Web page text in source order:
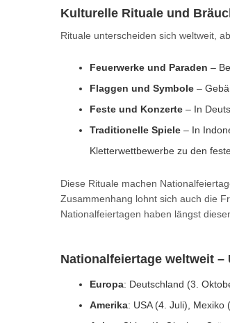
Kulturelle Rituale und
Rituale unterscheiden sich weltweit,
Feuerwerke und Paraden –
Flaggen und Symbole –
Feste und Konzerte – In
Traditionelle Spiele – In
Kletterwettbewerbe zu den
Diese Rituale machen
Zusammenhang lohnt sich auch die
Nationalfeiertagen haben längst
Nationalfeiertage weltweit
Europa: Deutschland (3.
Amerika: USA (4. Juli), Mexiko